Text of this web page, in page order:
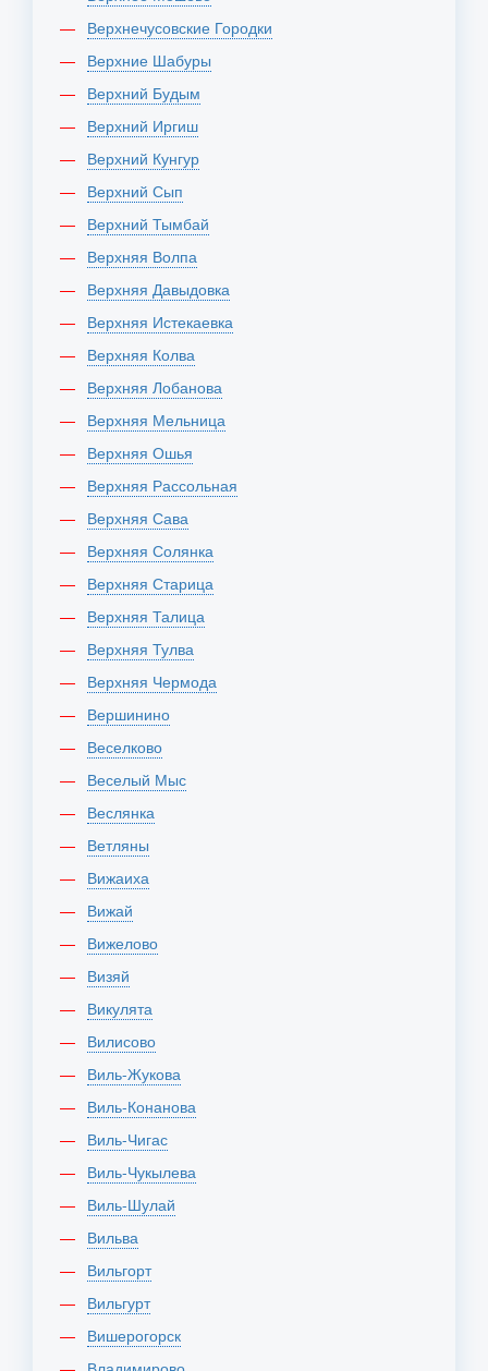
Верхнечусовские Городки
Верхние Шабуры
Верхний Будым
Верхний Иргиш
Верхний Кунгур
Верхний Сып
Верхний Тымбай
Верхняя Волпа
Верхняя Давыдовка
Верхняя Истекаевка
Верхняя Колва
Верхняя Лобанова
Верхняя Мельница
Верхняя Ошья
Верхняя Рассольная
Верхняя Сава
Верхняя Солянка
Верхняя Старица
Верхняя Талица
Верхняя Тулва
Верхняя Чермода
Вершинино
Веселково
Веселый Мыс
Веслянка
Ветляны
Вижаиха
Вижай
Вижелово
Визяй
Викулята
Вилисово
Виль-Жукова
Виль-Конанова
Виль-Чигас
Виль-Чукылева
Виль-Шулай
Вильва
Вильгорт
Вильгурт
Вишерогорск